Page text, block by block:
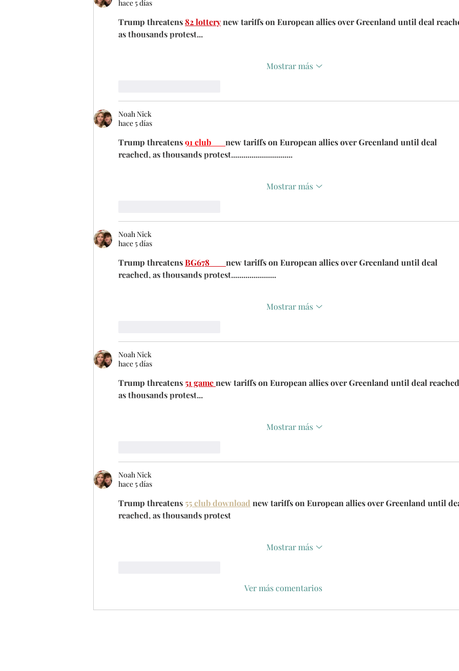
hace 5 días
Trump threatens 82 lottery new tariffs on European allies over Greenland until deal
as thousands protest...
Mostrar más
Noah Nick
hace 5 días
Trump threatens 91 club
new tariffs on European allies over Greenland until deal
reached, as thousands protest..............................
Mostrar más
Noah Nick
hace 5 días
Trump threatens BG678
new tariffs on European allies over Greenland until deal
reached, as thousands protest......................
Mostrar más
Noah Nick
hace 5 días
Trump threatens 51 game new tariffs on European allies over Greenland until deal
as thousands protest...
Mostrar más
Noah Nick
hace 5 días
Trump threatens 55 club download new tariffs on European allies over Greenland until
reached, as thousands protest
Mostrar más
Ver más comentarios